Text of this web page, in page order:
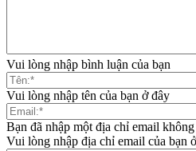
Vui lòng nhập bình luận của bạn
Vui lòng nhập tên của bạn ở đây
Bạn đã nhập một địa chỉ email
Vui lòng nhập địa chỉ email của bạn